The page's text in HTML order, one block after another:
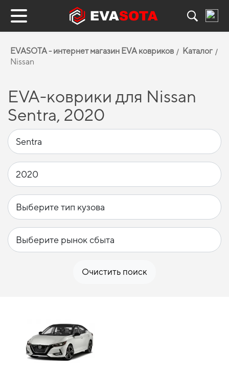
EVASOTA - интернет магазин EVA ковриков
Каталог
Nissan
EVA-коврики для Nissan
Sentra, 2020
Очистить поиск